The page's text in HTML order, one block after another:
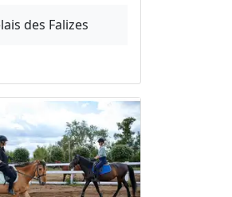
des Falizes